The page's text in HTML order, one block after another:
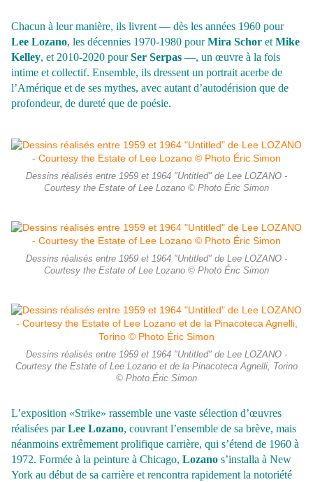
Chacun à leur manière, ils livrent — dès les années 1960 pour
Lee Lozano, les décennies 1970-1980 pourMira Schor et Mike
Kelley, et 2010-2020 pourSer Serpas —, un œuvre à la fois
intime et collectif. Ensemble, ils dressent un portrait acerbe de
l’Amérique et de ses mythes, avec autant d’autodérision que de
profondeur, de dureté que de poésie.
Dessins réalisés entre 1959 et 1964 "Untitled" de Lee LOZANO -
Courtesy the Estate of Lee Lozano © Photo Éric Simon
Dessins réalisés entre 1959 et 1964 "Untitled" de Lee LOZANO -
Courtesy the Estate of Lee Lozano © Photo Éric Simon
Dessins réalisés entre 1959 et 1964 "Untitled" de Lee LOZANO -
Courtesy the Estate of Lee Lozano et de la Pinacoteca Agnelli, Torino
© Photo Éric Simon
L’exposition «Strike» rassemble une vaste sélection d’œuvres
réalisées parLee Lozano, couvrant l’ensemble de sa brève, mais
néanmoins extrêmement prolifique carrière, qui s’étend de 1960 à
1972. Formée à la peinture à Chicago, Lozano s’installa à New
York au début de sa carrière et rencontra rapidement la notoriété